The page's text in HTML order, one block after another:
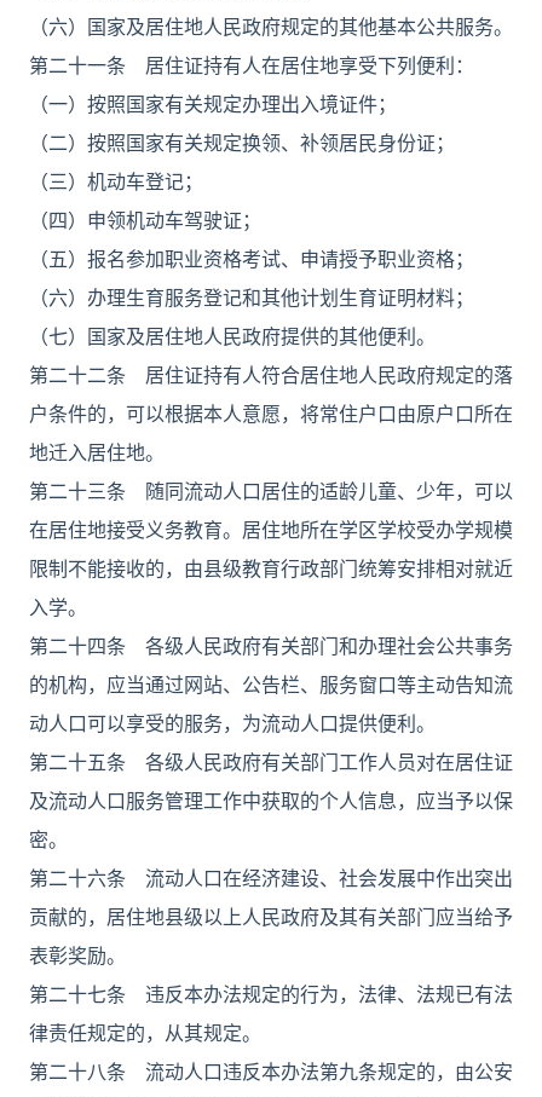
（六）国家及居住地人民政府规定的其他基本公共服务。
第二十一条 居住证持有人在居住地享受下列便利：
（一）按照国家有关规定办理出入境证件；
（二）按照国家有关规定换领、补领居民身份证；
（三）机动车登记；
（四）申领机动车驾驶证；
（五）报名参加职业资格考试、申请授予职业资格；
（六）办理生育服务登记和其他计划生育证明材料；
（七）国家及居住地人民政府提供的其他便利。
第二十二条 居住证持有人符合居住地人民政府规定的落
户条件的，可以根据本人意愿，将常住户口由原户口所在
地迁入居住地。
第二十三条 随同流动人口居住的适龄儿童、少年，可以
在居住地接受义务教育。居住地所在学区学校受办学规模
限制不能接收的，由县级教育行政部门统筹安排相对就近
入学。
第二十四条 各级人民政府有关部门和办理社会公共事务
的机构，应当通过网站、公告栏、服务窗口等主动告知流
动人口可以享受的服务，为流动人口提供便利。
第二十五条 各级人民政府有关部门工作人员对在居住证
及流动人口服务管理工作中获取的个人信息，应当予以保
密。
第二十六条 流动人口在经济建设、社会发展中作出突出
贡献的，居住地县级以上人民政府及其有关部门应当给予
表彰奖励。
第二十七条 违反本办法规定的行为，法律、法规已有法
律责任规定的，从其规定。
第二十八条 流动人口违反本办法第九条规定的，由公安